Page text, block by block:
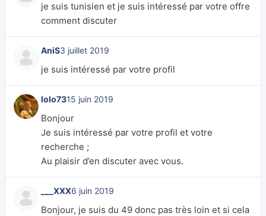
je suis tunisien et je suis intéressé par votre offre
comment discuter
AniS3 juillet 2019
je suis intéressé par votre profil
lolo7315 juin 2019
Bonjour
Je suis intéressé par votre profil et votre
recherche ;
Au plaisir d’en discuter avec vous.
___XXX6 juin 2019
Bonjour, je suis du 49 donc pas très loin et si cela